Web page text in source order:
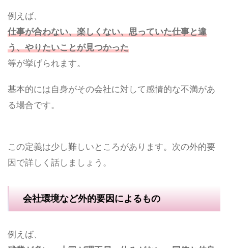
例えば、
仕事が合わない、楽しくない、思っていた仕事と違
う、やりたいことが見つかった
等が挙げられます。
基本的には自身がその会社に対して感情的な不満があ
る場合です。
この定義は少し難しいところがあります。次の外的要
因で詳しく話しましょう。
会社環境など外的要因によるもの
例えば、